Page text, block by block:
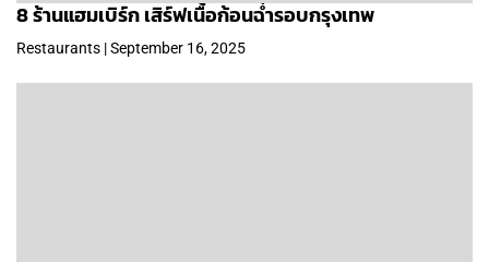
8 ร้านแฮมเบิร์ก เสิร์ฟเนื้อก้อนฉ่ำรอบกรุงเทพ
Restaurants | September 16, 2025